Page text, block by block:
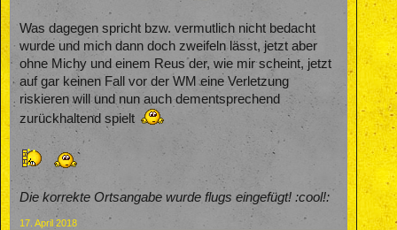
Was dagegen spricht bzw. vermutlich nicht bedacht
wurde und mich dann doch zweifeln lässt, jetzt aber
ohne Michy und einem Reus der, wie mir scheint, jetzt
auf gar keinen Fall vor der WM eine Verletzung
riskieren will und nun auch dementsprechend
zurückhaltend spielt
Die korrekte Ortsangabe wurde flugs eingefügt! :cool!:
17. April 2018